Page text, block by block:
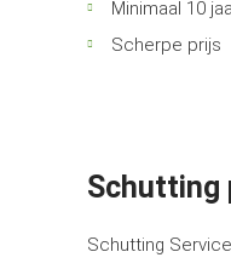
Minimaal 10
Scherpe prijs
Schutting
Schutting